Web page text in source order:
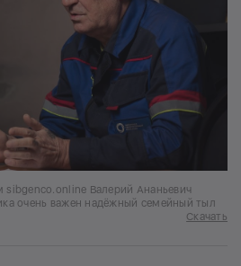
sibgenco.online Валерий Ананьевич
очень важен надёжный семейный тыл
Скачать